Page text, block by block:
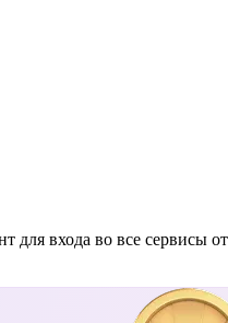
входа во все сервисы